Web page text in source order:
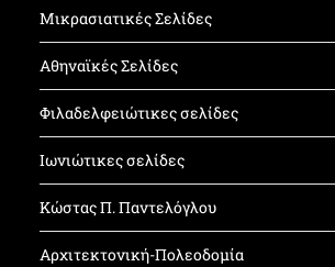
Μικρασιατικές Σελίδες
Αθηναϊκές Σελίδες
Φιλαδελφειώτικες σελίδες
Ιωνιώτικες σελίδες
Κώστας Π. Παντελόγλου
Αρχιτεκτονική-Πολεοδομία